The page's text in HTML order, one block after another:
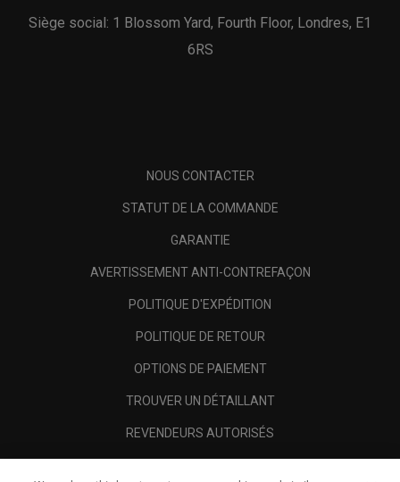
Siège social: 1 Blossom Yard, Fourth Floor, Londres, E1
6RS
NOUS CONTACTER
STATUT DE LA COMMANDE
GARANTIE
AVERTISSEMENT ANTI-CONTREFAÇON
POLITIQUE D'EXPÉDITION
POLITIQUE DE RETOUR
OPTIONS DE PAIEMENT
TROUVER UN DÉTAILLANT
REVENDEURS AUTORISÉS